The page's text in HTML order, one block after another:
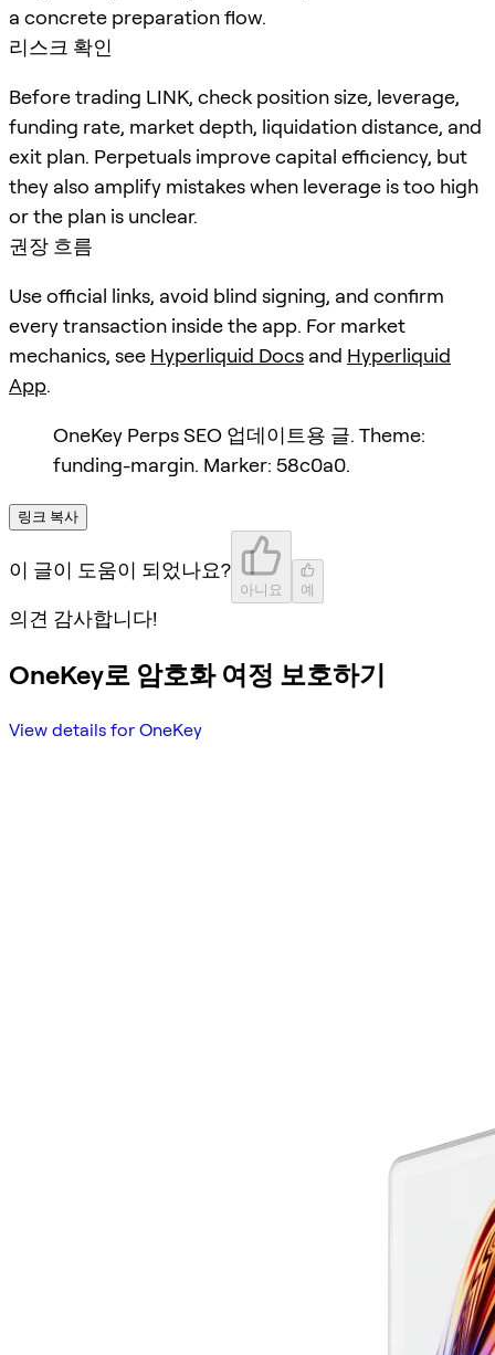
a concrete preparation flow.
리스크 확인
Before trading LINK, check position size, leverage,
funding rate, market depth, liquidation distance, and
exit plan. Perpetuals improve capital efficiency, but
they also amplify mistakes when leverage is too high
or the plan is unclear.
권장 흐름
Use official links, avoid blind signing, and confirm
every transaction inside the app. For market
mechanics, see Hyperliquid Docs and Hyperliquid
App.
OneKey Perps SEO 업데이트용 글. Theme:
funding-margin. Marker: 58c0a0.
링크 복사
이 글이 도움이 되었나요?
아니요 예
의견 감사합니다!
OneKey로 암호화 여정 보호하기
View details for OneKey